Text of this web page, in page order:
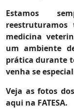
Estamos
medicina
um ambiente
prática durante
venha se
Veja as fotos
aqui na FATESA.